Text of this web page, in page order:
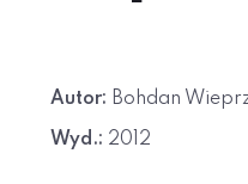
Autor: Bohdan
Wyd.: 2012